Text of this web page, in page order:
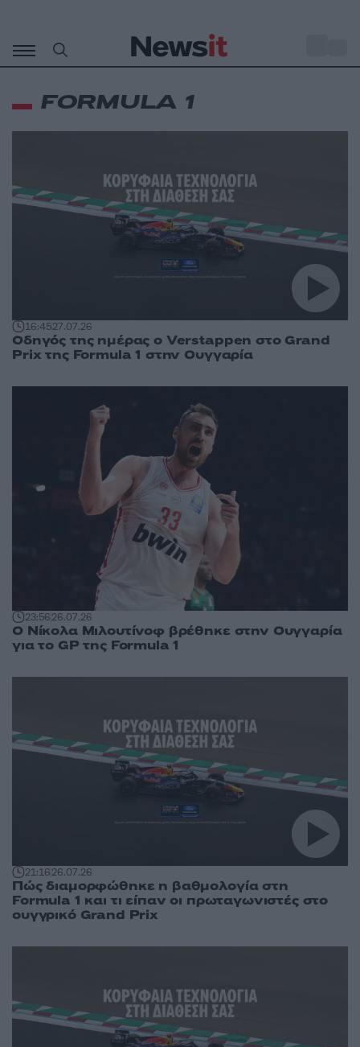
περιεχόμενο
FORMULA 1
16:4527.07.26
Οδηγός της ημέρας ο Verstappen στο Grand
Prix της Formula 1 στην Ουγγαρία
23:5626.07.26
Ο Νίκολα Μιλουτίνοφ βρέθηκε στην Ουγγαρία
για το GP της Formula 1
21:1626.07.26
Πώς διαμορφώθηκε η βαθμολογία στη
Formula 1 και τι είπαν οι πρωταγωνιστές στο
ουγγρικό Grand Prix